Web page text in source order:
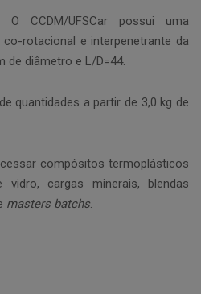
O CCDM/UFSCar possui uma
rotacional e interpenetrante da
de diâmetro e L/D=44.
quantidades a partir de 3,0 kg de
compósitos termoplásticos
cargas minerais, blendas
masters batchs.